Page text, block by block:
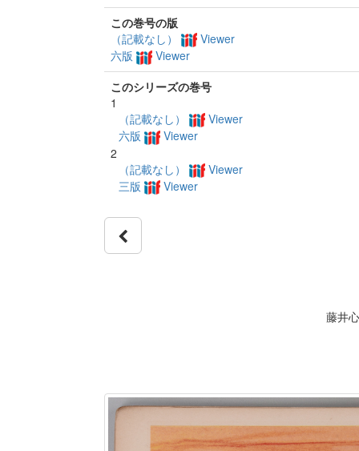
この巻号の版
（記載なし）
Viewer
六版
Viewer
このシリーズの巻号
1
（記載なし）
Viewer
六版
Viewer
2
（記載なし）
Viewer
三版
Viewer
藤井